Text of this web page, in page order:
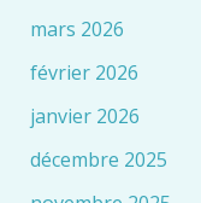
mars 2026
février 2026
janvier 2026
décembre 2025